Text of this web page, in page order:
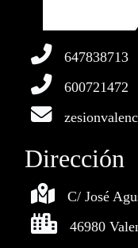
647838713
600721472
Dirección
C/ José
46980